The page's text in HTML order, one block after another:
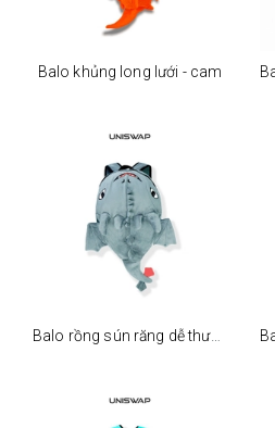
Balo khủng long lưới - cam
Balo rồng sún răng dễ thương - xám